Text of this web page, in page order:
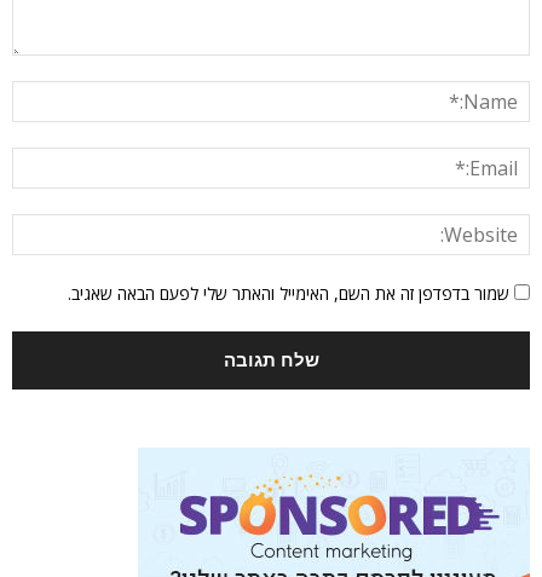
שמור בדפדפן זה את השם, האימייל והאתר שלי לפעם הבאה שאגיב.